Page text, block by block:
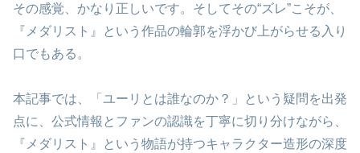
その感覚、かなり正しいです。そしてその“ズレ”こそが、
『メダリスト』という作品の輪郭を浮かび上がらせる入り
口でもある。
本記事では、「ユーリとは誰なのか？」という疑問を出発
点に、公式情報とファンの認識を丁寧に切り分けながら、
『メダリスト』という物語が持つキャラクター造形の深度